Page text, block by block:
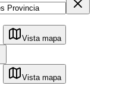
Vista mapa
Vista mapa